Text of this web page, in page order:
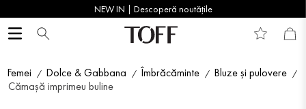
NEW IN | Descoperă noutățile
Femei Dolce & Gabbana Îmbrăcăminte
Bluze și pulovere
Cămașă imprimeu buline